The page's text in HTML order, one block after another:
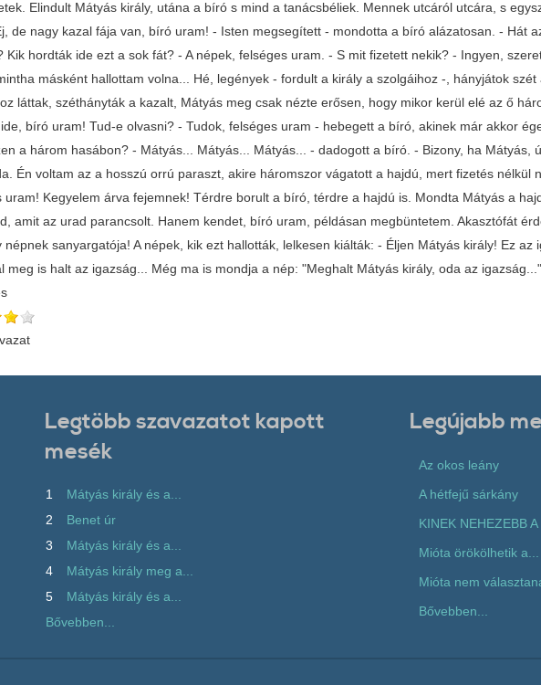
Elindult Mátyás király, utána a bíró s mind a tanácsbéliek. Mennek utcáról utcára, s
de nagy kazal fája van, bíró uram! - Isten megsegített - mondotta a bíró alázatosan. - Hát
Kik hordták ide ezt a sok fát? - A népek, felséges uram. - S mit fizetett nekik? - Ingyen,
másként hallottam volna... Hé, legények - fordult a király a szolgáihoz -, hányjátok szét
láttak, széthányták a kazalt, Mátyás meg csak nézte erősen, hogy mikor kerül elé az ő
bíró uram! Tud-e olvasni? - Tudok, felséges uram - hebegett a bíró, akinek már akkor
a három hasábon? - Mátyás... Mátyás... Mátyás... - dadogott a bíró. - Bizony, ha Mátyás,
Én voltam az a hosszú orrú paraszt, akire háromszor vágatott a hajdú, mert fizetés nélkül
uram! Kegyelem árva fejemnek! Térdre borult a bíró, térdre a hajdú is. Mondta Mátyás a
amit az urad parancsolt. Hanem kendet, bíró uram, példásan megbüntetem. Akasztófát
népnek sanyargatója! A népek, kik ezt hallották, lelkesen kiálták: - Éljen Mátyás király! Ez az
meg is halt az igazság... Még ma is mondja a nép: "Meghalt Mátyás király, oda az igazság..."
Legtöbb szavazatot kapott
mesék
1
Mátyás király és a...
2
Benet úr
3
Mátyás király és a...
4
Mátyás király meg a...
5
Mátyás király és a...
Bővebben...
Legújabb
Az okos leány
A hétfejű sárkány
KINEK NEHEZEBB
Mióta örökölhetik a...
Mióta nem
Bővebben...